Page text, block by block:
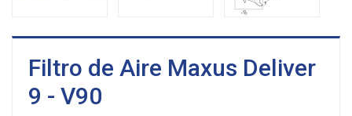
Filtro de Aire Maxus Deliver
9 - V90